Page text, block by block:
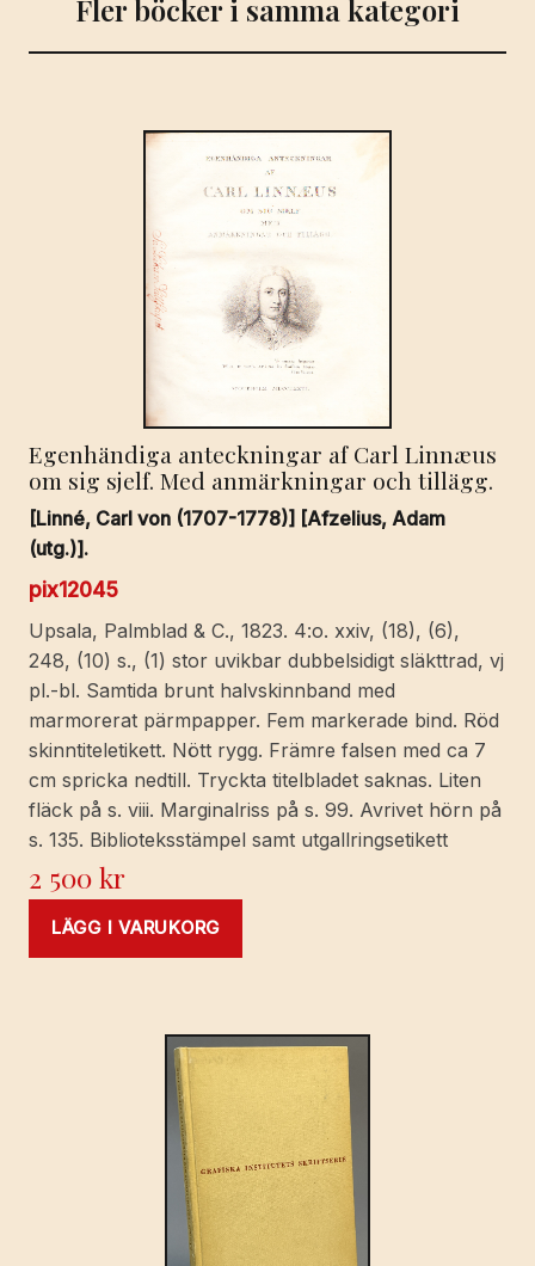
Diana
Baynes.
Till
svenska
Åke
Ohlmarks.
[Utg.
av]
Gebers.
mängd
Fler böcker i samma kategori
Egenhändiga anteckningar af Carl Linnæus
om sig sjelf. Med anmärkningar och tillägg.
[Linné, Carl von (1707-1778)] [Afzelius, Adam
(utg.)].
pix12045
Upsala, Palmblad & C., 1823. 4:o. xxiv, (18), (6),
248, (10) s., (1) stor uvikbar dubbelsidigt släkttrad, vj
pl.-bl. Samtida brunt halvskinnband med
marmorerat pärmpapper. Fem markerade bind. Röd
skinntiteletikett. Nött rygg. Främre falsen med ca 7
cm spricka nedtill. Tryckta titelbladet saknas. Liten
fläck på s. viii. Marginalriss på s. 99. Avrivet hörn på
s. 135. Biblioteksstämpel samt utgallringsetikett
2 500kr
LÄGG I VARUKORG